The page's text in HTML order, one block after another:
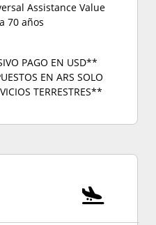
Assistance Value
70 años
PAGO EN USD**
EN ARS SOLO
TERRESTRES**